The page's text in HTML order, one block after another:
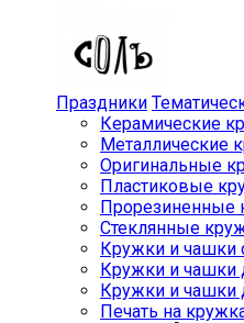
Праздники
Керамические
Металлические
Оригинальные
Пластиковые
Прорезиненные
Стеклянные
Кружки и чашки
Кружки и чашки
Кружки и чашки
Печать на